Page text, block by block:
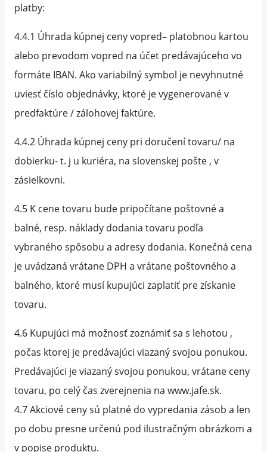
platby:
4.4.1 Úhrada kúpnej ceny vopred– platobnou kartou
alebo prevodom vopred na účet predávajúceho vo
formáte IBAN. Ako variabilný symbol je nevyhnutné
uviesť číslo objednávky, ktoré je vygenerované v
predfaktúre / zálohovej faktúre.
4.4.2 Úhrada kúpnej ceny pri doručení tovaru/ na
dobierku- t. j u kuriéra, na slovenskej pošte , v
zásielkovni.
4.5 K cene tovaru bude pripočítane poštovné a
balné, resp. náklady dodania tovaru podľa
vybraného spôsobu a adresy dodania. Konečná cena
je uvádzaná vrátane DPH a vrátane poštovného a
balného, ktoré musí kupujúci zaplatiť pre získanie
tovaru.
4.6 Kupujúci má možnosť zoznámiť sa s lehotou ,
počas ktorej je predávajúci viazaný svojou ponukou.
Predávajúci je viazaný svojou ponukou, vrátane ceny
tovaru, po celý čas zverejnenia na www.jafe.sk.
4.7 Akciové ceny sú platné do vypredania zásob a len
po dobu presne určenú pod ilustračným obrázkom a
v popise produktu.